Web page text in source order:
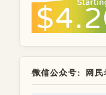
微信公众号：网民